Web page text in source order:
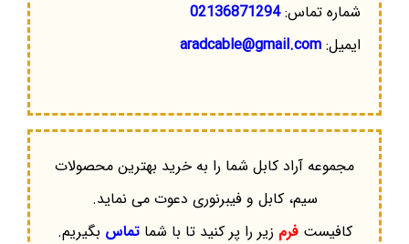
شماره تماس:02136871294
ایمیل: aradcable@gmail.com
مجموعه آراد کابل شما را به خرید بهترین محصولات
سیم، کابل و فیبرنوری دعوت می نماید.
کافیستفرم زیر را پر کنید تا با شماتماس بگیریم.